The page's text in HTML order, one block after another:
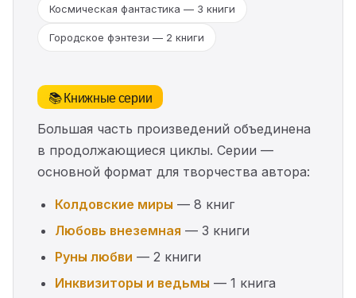
Космическая фантастика — 3 книги
Городское фэнтези — 2 книги
📚 Книжные серии
Большая часть произведений объединена
в продолжающиеся циклы. Серии —
основной формат для творчества автора:
Колдовские миры — 8 книг
Любовь внеземная — 3 книги
Руны любви — 2 книги
Инквизиторы и ведьмы — 1 книга